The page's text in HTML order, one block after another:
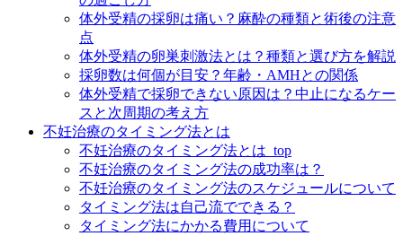
体外受精の採卵は痛い？麻酔の種類と術後の注意
点
体外受精の卵巣刺激法とは？種類と選び方を解説
採卵数は何個が目安？年齢・AMHとの関係
体外受精で採卵できない原因は？中止になるケー
スと次周期の考え方
不妊治療のタイミング法とは
不妊治療のタイミング法とは_top
不妊治療のタイミング法の成功率は？
不妊治療のタイミング法のスケジュールについて
タイミング法は自己流でできる？
タイミング法にかかる費用について